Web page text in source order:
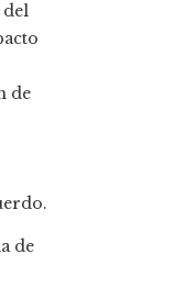
del
de
de